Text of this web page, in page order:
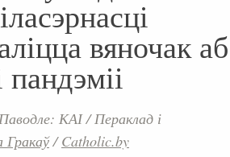
вяночак аб
КАІ/Пераклад і
Гракаў/Catholic.by